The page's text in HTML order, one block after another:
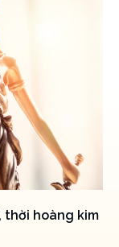
thời hoàng kim